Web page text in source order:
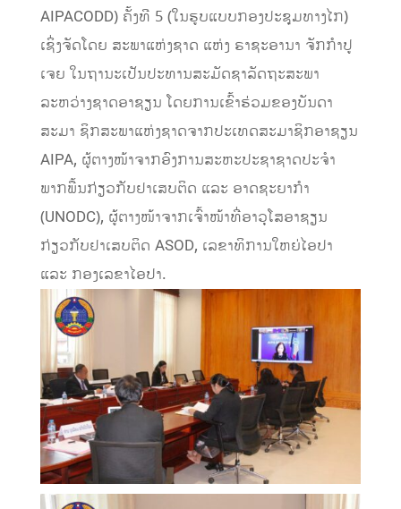
AIPACODD) ຄັ້ງທີ 5 (ໃນຮູບແບບກອງປະຊຸມທາງໄກ)
ເຊິ່ງຈັດໂດຍ ສະພາແຫ່ງຊາດ ແຫ່ງ ຣາຊະອານາ ຈັກກໍາປູ
ເຈຍ ໃນຖານະເປັນປະທານສະມັດຊາລັດຖະສະພາ
ລະຫວ່າງຊາດອາຊຽນ ໂດຍການເຂົ້າຮ່ວມຂອງບັນດາ
ສະມາ ຊິກສະພາແຫ່ງຊາດຈາກປະເທດສະມາຊິກອາຊຽນ
AIPA, ຜູ້ຕາງໜ້າຈາກອົງການສະຫະປະຊາຊາດປະຈໍາ
ພາກພື້ນກ່ຽວກັບຢາເສບຕິດ ແລະ ອາດຊະຍາກໍາ
(UNODC), ຜູ້ຕາງໜ້າຈາກເຈົ້າໜ້າທີ່ອາວຸໂສອາຊຽນ
ກ່ຽວກັບຢາເສບຕິດ ASOD, ເລຂາທິການໃຫຍ່ໄອປາ
ແລະ ກອງເລຂາໄອປາ.